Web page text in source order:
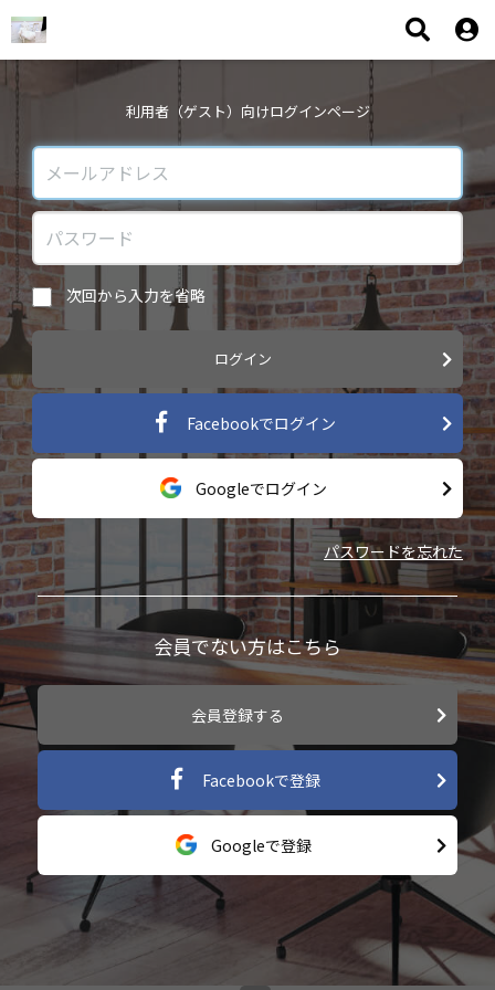
利用者（ゲスト）向けログインページ
次回から入力を省略
ログイン
Facebookでログイン
Googleでログイン
パスワードを忘れた
会員でない方はこちら
会員登録する
Facebookで登録
Googleで登録